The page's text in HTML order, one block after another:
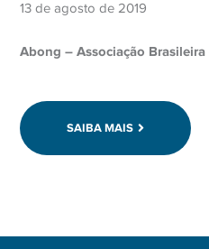
13 de agosto
Abong – Associação Brasileira
SAIBA MAIS